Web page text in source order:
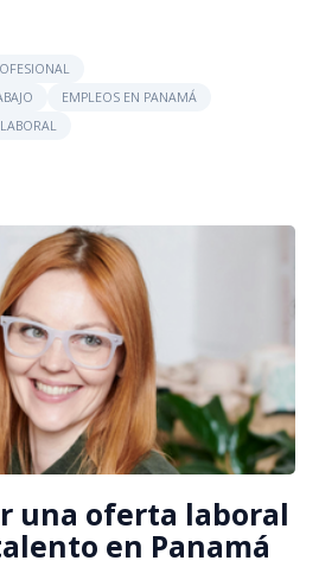
EMPLEOS EN PANAMÁ
una oferta laboral
en Panamá